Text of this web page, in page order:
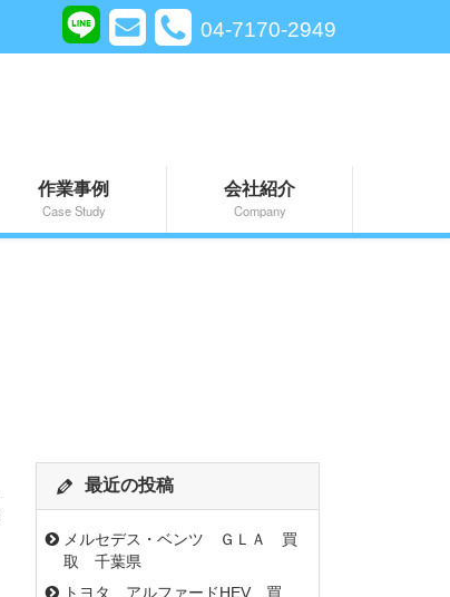
04-7170-2949
作業事例
Case Study
会社紹介
Company
最近の投稿
メルセデス・ベンツ ＧＬＡ 買
取 千葉県
トヨタ アルファードHEV 買